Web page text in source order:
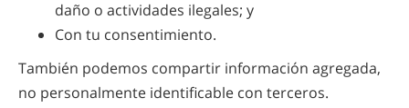
daño o actividades ilegales; y
Con tu consentimiento.
También podemos compartir información agregada,
no personalmente identificable con terceros.